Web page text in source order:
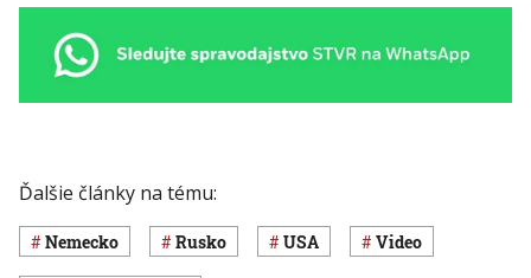
Ďalšie články na tému:
Nemecko Rusko USA Video